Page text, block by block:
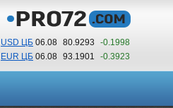
USD ЦБ 06.08 80.9293 -0.1998
EUR ЦБ 06.08 93.1901 -0.3923
09 03